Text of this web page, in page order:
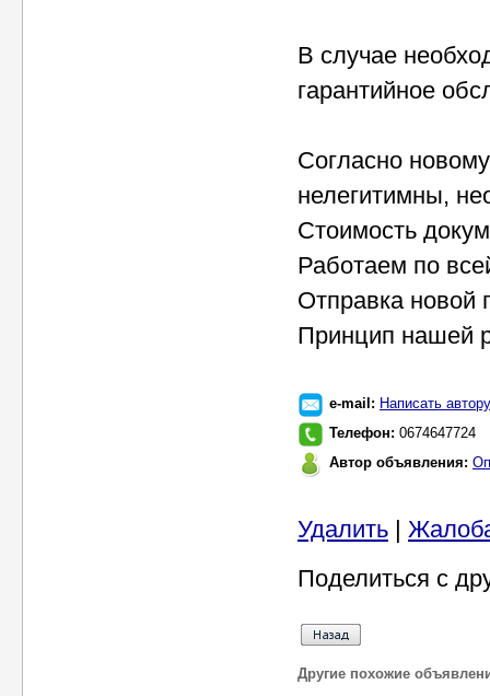
В случае
гарантийное
Согласно
нелегитимны,
Стоимость
Работаем по
Отправка новой
Принцип нашей
e-mail: Написать автору
Телефон: 0674647724
Автор объявления:
Удалить |
Поделиться с
Другие похожие